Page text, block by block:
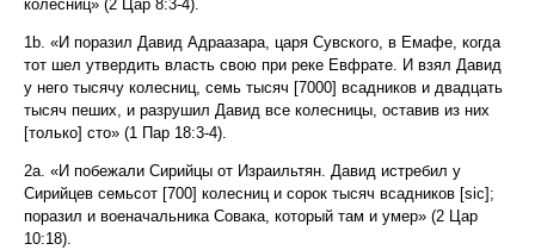
колесниц» (2 Цар 8:3-4).
1b. «И поразил Давид Адраазара, царя Сувского, в Емафе, когда
тот шел утвердить власть свою при реке Евфрате. И взял Давид
у него тысячу колесниц, семь тысяч [7000] всадников и двадцать
тысяч пеших, и разрушил Давид все колесницы, оставив из них
[только] сто» (1 Пар 18:3-4).
2a. «И побежали Сирийцы от Израильтян. Давид истребил у
Сирийцев семьсот [700] колесниц и сорок тысяч всадников [sic];
поразил и военачальника Совака, который там и умер» (2 Цар
10:18).